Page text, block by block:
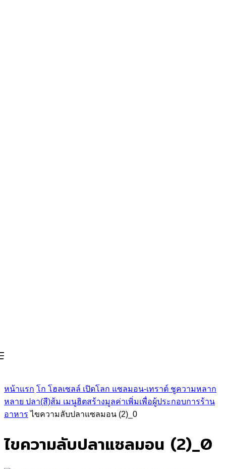
หน้าแรก โก โฮลเซลล์ เปิดโลก แซลมอน-เทราต์ ชูความหลาก
หลาย ปลา(สี)ส้ม เมนูฮิตสร้างมูลค่าเพิ่มเพื่อผู้ประกอบการร้าน
อาหาร ไขความลับปลาแซลมอน (2)_0
ไขความลับปลาแซลมอน (2)_0